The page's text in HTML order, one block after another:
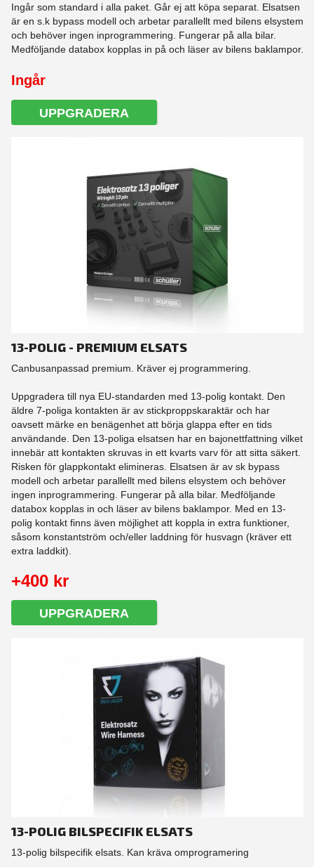
Ingår som standard i alla paket. Går ej att köpa separat. Elsatsen
är en s.k bypass modell och arbetar parallellt med bilens elsystem
och behöver ingen inprogrammering. Fungerar på alla bilar.
Medföljande databox kopplas in på och läser av bilens baklampor.
Ingår
UPPGRADERA
13-POLIG - PREMIUM ELSATS
Canbusanpassad premium. Kräver ej programmering.
Uppgradera till nya EU-standarden med 13-polig kontakt. Den
äldre 7-poliga kontakten är av stickproppskaraktär och har
oavsett märke en benägenhet att börja glappa efter en tids
användande. Den 13-poliga elsatsen har en bajonettfattning vilket
innebär att kontakten skruvas in ett kvarts varv för att sitta säkert.
Risken för glappkontakt elimineras. Elsatsen är av sk bypass
modell och arbetar parallellt med bilens elsystem och behöver
ingen inprogrammering. Fungerar på alla bilar. Medföljande
databox kopplas in och läser av bilens baklampor. Med en 13-
polig kontakt finns även möjlighet att koppla in extra funktioner,
såsom konstantström och/eller laddning för husvagn (kräver ett
extra laddkit).
+400 kr
UPPGRADERA
13-POLIG BILSPECIFIK ELSATS
13-polig bilspecifik elsats. Kan kräva omprogramering